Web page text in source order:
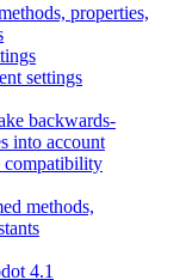
properties,
settings
backwards-
into account
compatibility
methods,
4.1